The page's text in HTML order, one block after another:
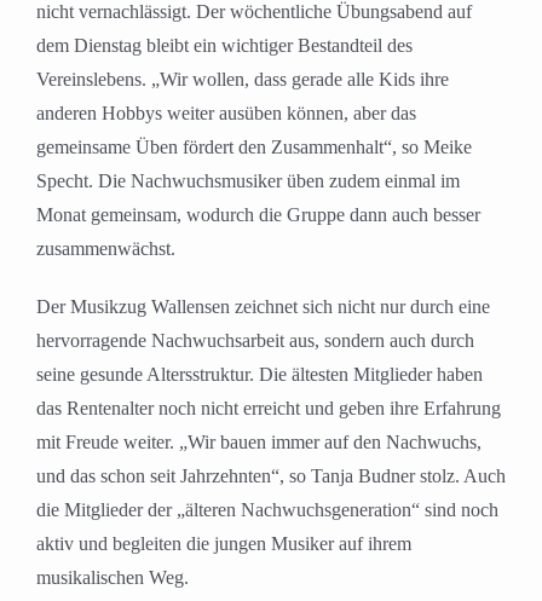
nicht vernachlässigt. Der wöchentliche Übungsabend auf
dem Dienstag bleibt ein wichtiger Bestandteil des
Vereinslebens. „Wir wollen, dass gerade alle Kids ihre
anderen Hobbys weiter ausüben können, aber das
gemeinsame Üben fördert den Zusammenhalt“, so Meike
Specht. Die Nachwuchsmusiker üben zudem einmal im
Monat gemeinsam, wodurch die Gruppe dann auch besser
zusammenwächst.
Der Musikzug Wallensen zeichnet sich nicht nur durch eine
hervorragende Nachwuchsarbeit aus, sondern auch durch
seine gesunde Altersstruktur. Die ältesten Mitglieder haben
das Rentenalter noch nicht erreicht und geben ihre Erfahrung
mit Freude weiter. „Wir bauen immer auf den Nachwuchs,
und das schon seit Jahrzehnten“, so Tanja Budner stolz. Auch
die Mitglieder der „älteren Nachwuchsgeneration“ sind noch
aktiv und begleiten die jungen Musiker auf ihrem
musikalischen Weg.